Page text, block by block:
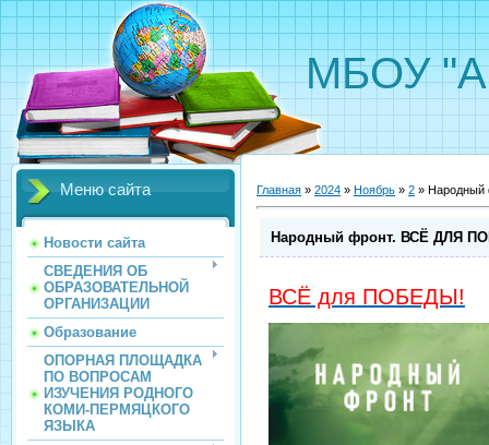
МБОУ
Меню сайта
Новости сайта
СВЕДЕНИЯ ОБ
ОБРАЗОВАТЕЛЬНОЙ
ОРГАНИЗАЦИИ
Образование
ОПОРНАЯ ПЛОЩАДКА
ПО ВОПРОСАМ
ИЗУЧЕНИЯ РОДНОГО
КОМИ-ПЕРМЯЦКОГО
ЯЗЫКА
Главная » 2024 » Ноябрь » 2 »
Народный фронт. ВСЁ ДЛЯ
ВСЁ для ПОБЕДЫ!